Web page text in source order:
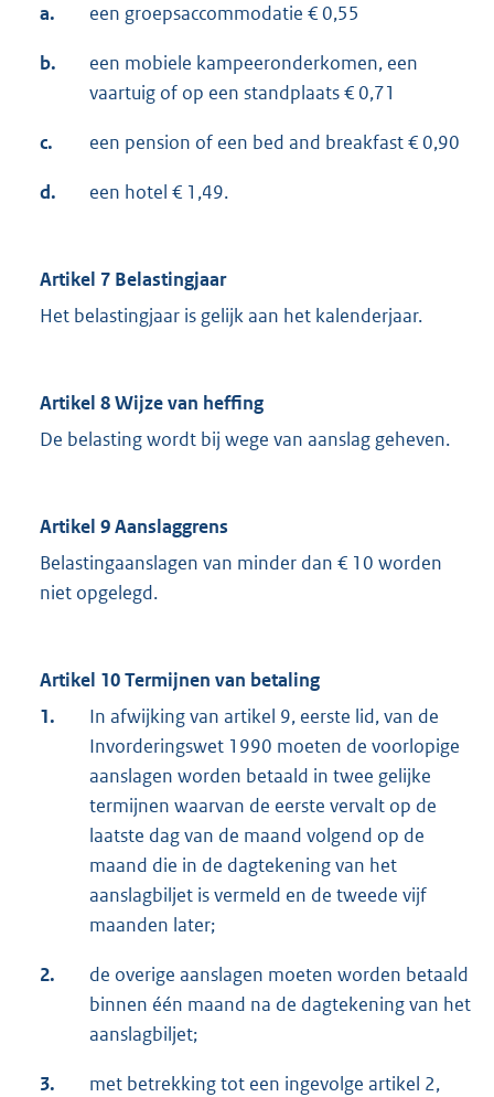
a. een groepsaccommodatie € 0,55
b.
een mobiele kampeeronderkomen, een
vaartuig of op een standplaats € 0,71
c. een pension of een bed and breakfast € 0,90
d. een hotel € 1,49.
Artikel 7 Belastingjaar
Het belastingjaar is gelijk aan het kalenderjaar.
Artikel 8 Wijze van heffing
De belasting wordt bij wege van aanslag geheven.
Artikel 9 Aanslaggrens
Belastingaanslagen van minder dan € 10 worden
niet opgelegd.
Artikel 10 Termijnen van betaling
1.
In afwijking van artikel 9, eerste lid, van de
Invorderingswet 1990 moeten de voorlopige
aanslagen worden betaald in twee gelijke
termijnen waarvan de eerste vervalt op de
laatste dag van de maand volgend op de
maand die in de dagtekening van het
aanslagbiljet is vermeld en de tweede vijf
maanden later;
2.
de overige aanslagen moeten worden betaald
binnen één maand na de dagtekening van het
aanslagbiljet;
3. met betrekking tot een ingevolge artikel 2,